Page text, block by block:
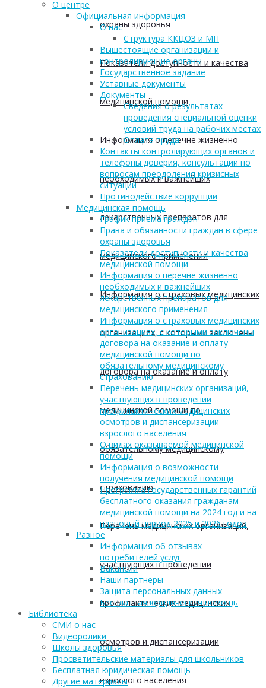
охраны здоровья
Показатели доступности и качества
медицинской помощи
Информация о перечне жизненно
необходимых и важнейших
лекарственных препаратов для
медицинского применения
Информация о страховых медицинских
организациях, с которыми заключены
договора на оказание и оплату
медицинской помощи по
обязательному медицинскому
страхованию
Перечень медицинских организаций,
участвующих в проведении
профилактических медицинских
осмотров и диспансеризации
взрослого населения
О центре
Официальная информация
О нас
Структура ККЦОЗ и МП
Вышестоящие организации и
контролирующие органы
Государственное задание
Уставные документы
Документы
Сведения о результатах
проведения специальной оценки
условий труда на рабочих местах
Оплата труда
Контакты контролирующих органов и
телефоны доверия, консультации по
вопросам преодоления кризисных
ситуаций
Противодействие коррупции
Медицинская помощь
График приема граждан
Права и обязанности граждан в сфере
охраны здоровья
Показатели доступности и качества
медицинской помощи
Информация о перечне жизненно
необходимых и важнейших
лекарственных препаратов для
медицинского применения
Информация о страховых медицинских
организациях, с которыми заключены
договора на оказание и оплату
медицинской помощи по
обязательному медицинскому
страхованию
Перечень медицинских организаций,
участвующих в проведении
профилактических медицинских
осмотров и диспансеризации
взрослого населения
О видах оказываемой медицинской
помощи
Информация о возможности
получения медицинской помощи
Программа государственных гарантий
бесплатного оказания гражданам
медицинской помощи на 2024 год и на
плановый период 2025 и 2026 годов
Разное
Информация об отзывах
потребителей услуг
Вакансии
Наши партнеры
Защита персональных данных
Бесплатная юридическая помощь
Библиотека
СМИ о нас
Видеоролики
Школы здоровья
Просветительские материалы для школьников
Бесплатная юридическая помощь
Другие материалы